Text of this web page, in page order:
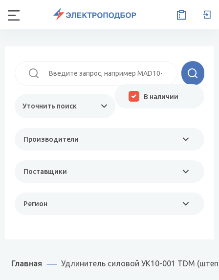
Уточнить поиск
Производители
Поставщики
Регион
В наличии
Главная Удлинитель силовой УК10-001 TDM